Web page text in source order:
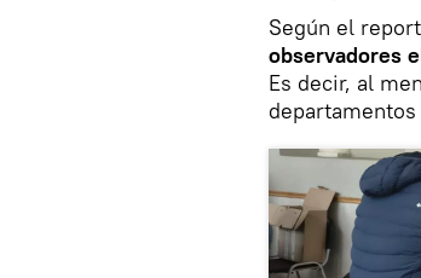
Según el
observadores
Es decir, al